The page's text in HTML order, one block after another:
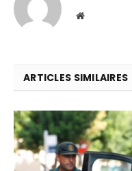
Website
ARTICLES SIMILAIRES